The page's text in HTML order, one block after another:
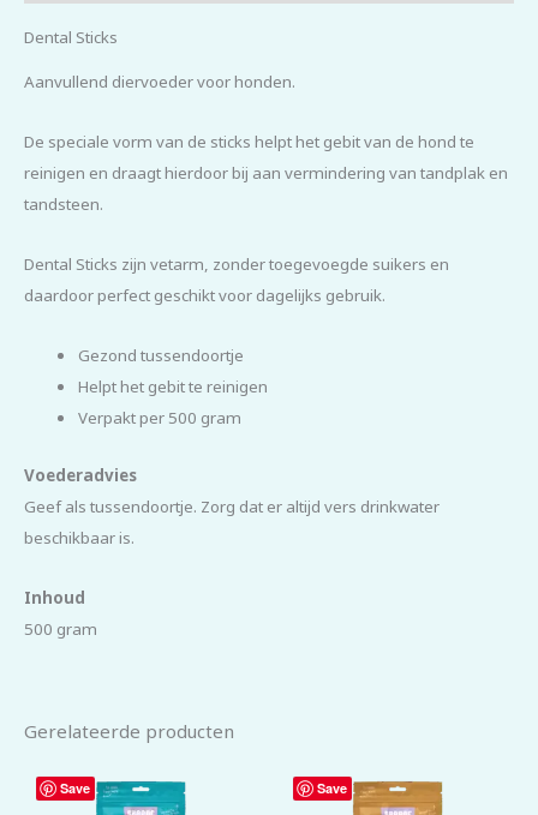
Dental Sticks
Aanvullend diervoeder voor honden.
De speciale vorm van de sticks helpt het gebit van de hond te
reinigen en draagt hierdoor bij aan vermindering van tandplak en
tandsteen.
Dental Sticks zijn vetarm, zonder toegevoegde suikers en
daardoor perfect geschikt voor dagelijks gebruik.
Gezond tussendoortje
Helpt het gebit te reinigen
Verpakt per 500 gram
Voederadvies
Geef als tussendoortje. Zorg dat er altijd vers drinkwater
beschikbaar is.
Inhoud
500 gram
Gerelateerde producten
Save Save